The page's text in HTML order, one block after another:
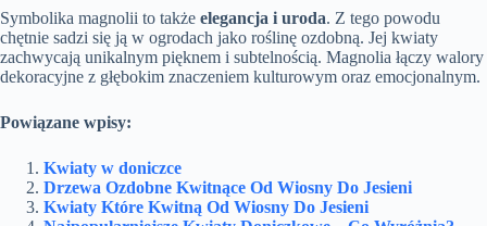
Symbolika magnolii to także elegancja i uroda. Z tego powodu
chętnie sadzi się ją w ogrodach jako roślinę ozdobną. Jej kwiaty
zachwycają unikalnym pięknem i subtelnością. Magnolia łączy walory
dekoracyjne z głębokim znaczeniem kulturowym oraz emocjonalnym.
Powiązane wpisy:
Kwiaty w doniczce
Drzewa Ozdobne Kwitnące Od Wiosny Do Jesieni
Kwiaty Które Kwitną Od Wiosny Do Jesieni